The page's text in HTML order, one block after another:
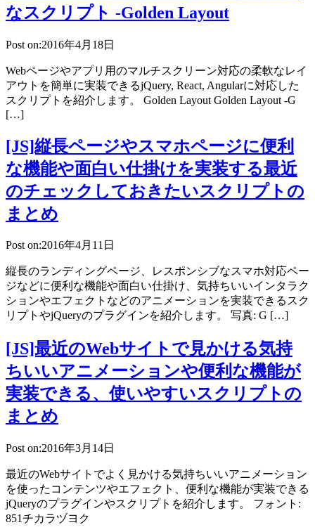
なスクリプト -Golden Layout
Post on:2016年4月18日
Webページやアプリ用のマルチスクリーン対応の柔軟なレイ
アウトを簡単に実装できるjQuery, React, Angularに対応した
スクリプトを紹介します。 Golden Layout Golden Layout -G
[…]
[JS]縦長ページやスマホページに便利
な機能や面白い仕掛けを実装する最近
のチェックしておきたいスクリプトの
まとめ
Post on:2016年4月11日
縦長のランディングページ、レスポンシブなスマホ対応ペー
ジなどに便利な機能や面白い仕掛け、気持ちいいインタラク
ションやエフェクトなどのアニメーションを実装できるスク
リプトやjQueryのプラグインを紹介します。 写真: G […]
[JS]最近のWebサイトで見かける気持
ちいいアニメーションや便利な機能が
実装できる、使いやすいスクリプトの
まとめ
Post on:2016年3月14日
最近のWebサイトでよく見かける気持ちいいアニメーション
を使ったコンテンツやエフェクト、便利な機能が実装できる
jQueryのプラグインやスクリプトを紹介します。 フォント:
851チカラヅヨク